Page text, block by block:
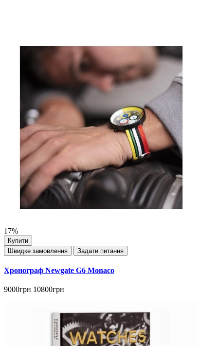
17%
Купити
Швидке замовлення
Задати питання
Хронограф Newgate G6 Monaco
9000грн 10800грн